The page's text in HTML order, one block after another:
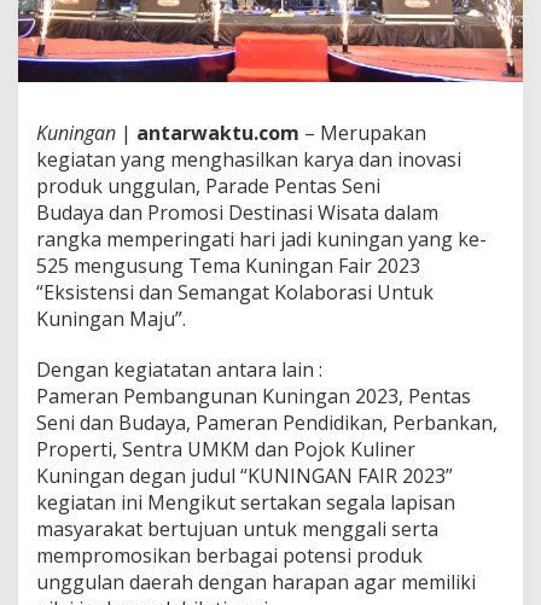
Kuningan | antarwaktu.com – Merupakan
kegiatan yang menghasilkan karya dan inovasi
produk unggulan, Parade Pentas Seni
Budaya dan Promosi Destinasi Wisata dalam
rangka memperingati hari jadi kuningan yang ke-
525 mengusung Tema Kuningan Fair 2023
“Eksistensi dan Semangat Kolaborasi Untuk
Kuningan Maju”.
Dengan kegiatatan antara lain :
Pameran Pembangunan Kuningan 2023, Pentas
Seni dan Budaya, Pameran Pendidikan, Perbankan,
Properti, Sentra UMKM dan Pojok Kuliner
Kuningan degan judul “KUNINGAN FAIR 2023”
kegiatan ini Mengikut sertakan segala lapisan
masyarakat bertujuan untuk menggali serta
mempromosikan berbagai potensi produk
unggulan daerah dengan harapan agar memiliki